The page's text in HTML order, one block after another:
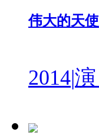
伟大的天使
2014|